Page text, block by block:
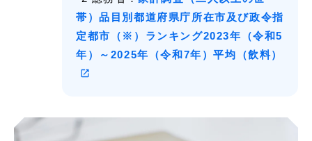
帯）品目別都道府県庁所在市及び政令指
定都市（※）ランキング2023年（令和5
年）～2025年（令和7年）平均（飲料）